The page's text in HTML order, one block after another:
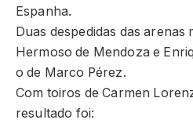
Espanha.
Duas despedidas das arenas
Hermoso de Mendoza e
o de Marco Pérez.
Com toiros de Carmen
resultado foi: